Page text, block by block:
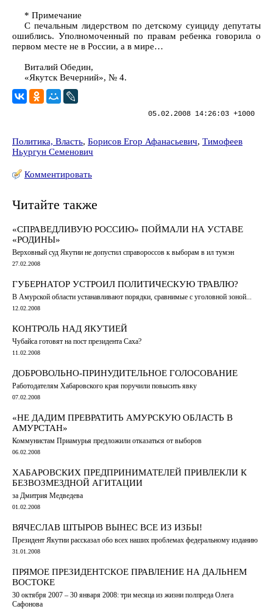
* Примечание
С печальным лидерством по детскому суициду депутаты
ошиблись. Уполномоченный по правам ребенка говорила о
первом месте не в России, а в мире…
Виталий Обедин,
«Якутск Вечерний», № 4.
05.02.2008 14:26:03 +1000
Политика, Власть, Борисов Егор Афанасьевич, Тимофеев
Ньургун Семенович
Комментировать
Читайте также
«СПРАВЕДЛИВУЮ РОССИЮ» ПОЙМАЛИ НА УСТАВЕ
«РОДИНЫ»
Верховный суд Якутии не допустил справороссов к выборам в ил тумэн
27.02.2008
ГУБЕРНАТОР УСТРОИЛ ПОЛИТИЧЕСКУЮ ТРАВЛЮ?
В Амурской области устанавливают порядки, сравнимые с уголовной зоной...
12.02.2008
КОНТРОЛЬ НАД ЯКУТИЕЙ
Чубайса готовят на пост президента Саха?
11.02.2008
ДОБРОВОЛЬНО-ПРИНУДИТЕЛЬНОЕ ГОЛОСОВАНИЕ
Работодателям Хабаровского края поручили повысить явку
07.02.2008
«НЕ ДАДИМ ПРЕВРАТИТЬ АМУРСКУЮ ОБЛАСТЬ В
АМУРСТАН»
Коммунистам Приамурья предложили отказаться от выборов
06.02.2008
ХАБАРОВСКИХ ПРЕДПРИНИМАТЕЛЕЙ ПРИВЛЕКЛИ К
БЕЗВОЗМЕЗДНОЙ АГИТАЦИИ
за Дмитрия Медведева
01.02.2008
ВЯЧЕСЛАВ ШТЫРОВ ВЫНЕС ВСЕ ИЗ ИЗБЫ!
Президент Якутии рассказал обо всех наших проблемах федеральному изданию
31.01.2008
ПРЯМОЕ ПРЕЗИДЕНТСКОЕ ПРАВЛЕНИЕ НА ДАЛЬНЕМ
ВОСТОКЕ
30 октября 2007 – 30 января 2008: три месяца из жизни полпреда Олега
Сафонова